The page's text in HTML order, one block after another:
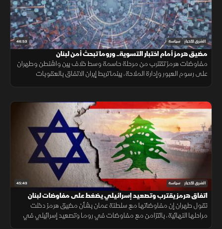
46:53 الشرق للأخبار سياسة
مضيق هرمز أمام اختبار التسوية.. وروما تبحث أمن لبنان
مفاوضات هرمز تقترب من مرحلة حاسمة وسط خلاف بين واشنطن وطهران
على رسوم العبور وإدارة الملاحة، بينما تربط إيران الاتفاق بالعقوبات
45:43 الشرق للأخبار سياسة
اتفاق هرمز يقترب وتصعيد إسرائيلي يضغط على مفاوضات لبنان
تقول طهران إن مفاوضاتها مع سلطنة عمان بشأن مضيق هرمز دخلت
مراحلها النهائية، بالتزامن مع مفاوضات في روما وتصعيد إسرائيلي في